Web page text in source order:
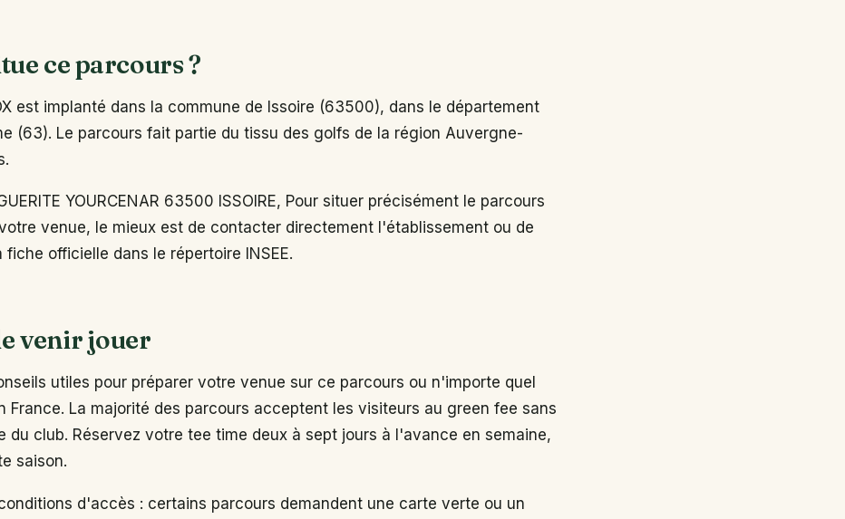
ce parcours ?
est implanté dans la commune de Issoire (63500), dans le département
(63). Le parcours fait partie du tissu des golfs de la région Auvergne-
YOURCENAR 63500 ISSOIRE, Pour situer précisément le parcours
venue, le mieux est de contacter directement l'établissement ou de
fiche officielle dans le répertoire INSEE.
venir jouer
utiles pour préparer votre venue sur ce parcours ou n'importe quel
France. La majorité des parcours acceptent les visiteurs au green fee sans
du club. Réservez votre tee time deux à sept jours à l'avance en semaine,
saison.
d'accès : certains parcours demandent une carte verte ou un